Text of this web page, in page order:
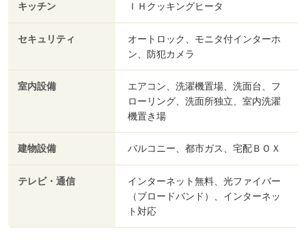
キッチン ＩＨクッキングヒータ
セキュリティ
オートロック、モニタ付インターホ
ン、防犯カメラ
室内設備
エアコン、洗濯機置場、洗面台、フ
ローリング、洗面所独立、室内洗濯
機置き場
建物設備 バルコニー、都市ガス、宅配ＢＯＸ
テレビ・通信
インターネット無料、光ファイバー
（ブロードバンド）、インターネッ
ト対応